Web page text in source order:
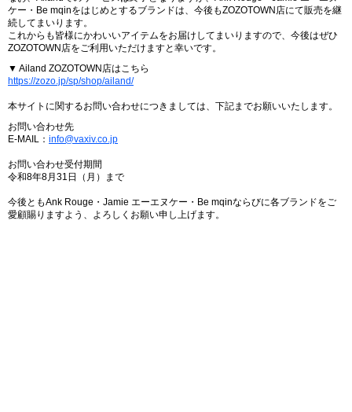
ケー・Be mqinをはじめとするブランドは、今後もZOZOTOWN店にて販売を継
続してまいります。
これからも皆様にかわいいアイテムをお届けしてまいりますので、今後はぜひ
ZOZOTOWN店をご利用いただけますと幸いです。
▼ Ailand ZOZOTOWN店はこちら
https://zozo.jp/sp/shop/ailand/
本サイトに関するお問い合わせにつきましては、下記までお願いいたします。
お問い合わせ先
E-MAIL： info@vaxiv.co.jp
お問い合わせ受付期間
令和8年8月31日（月）まで
今後ともAnk Rouge・Jamie エーエヌケー・Be mqinならびに各ブランドをご
愛顧賜りますよう、よろしくお願い申し上げます。